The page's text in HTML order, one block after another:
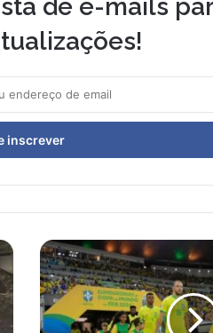
de e-mails
C
o
n
f
i